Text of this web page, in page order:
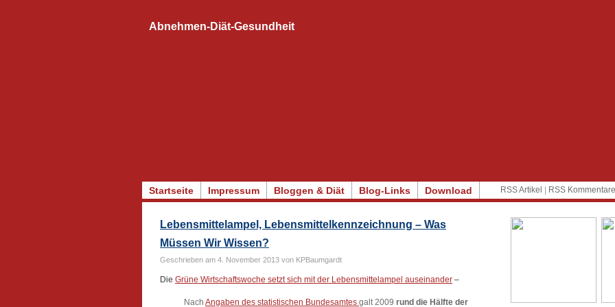
Startseite Impressum Bloggen & Diät Blog-Links Download RSS Artikel RSS Kommentare
Abnehmen-Diät-Gesundheit
Lebensmittelampel, Lebensmittelkennzeichnung – Was
Müssen Wir Wissen?
Geschrieben am 4. November 2013 von KPBaumgardt
Die Grüne Wirtschaftswoche setzt sich mit der Lebensmittelampel auseinander –
Nach Angaben des statistischen Bundesamtes galt 2009 rund die Hälfte der